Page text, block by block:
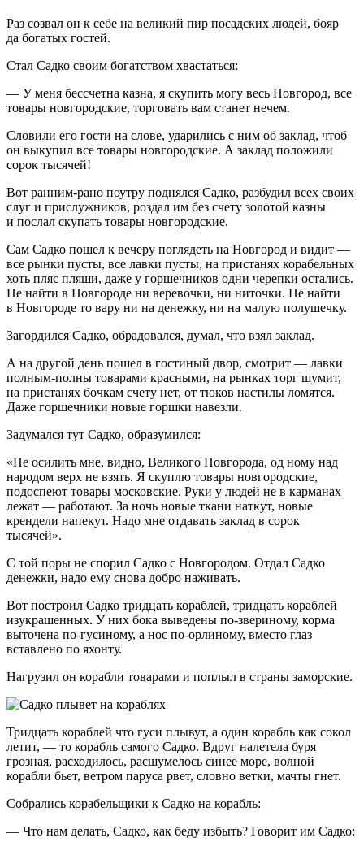
Раз созвал он к себе на великий пир посадских людей, бояр
да богатых гостей.
Стал Садко своим богатством хвастаться:
— У меня бессчетна казна, я скупить могу весь Новгород, все
товары новгородские, торговать вам станет нечем.
Словили его гости на слове, ударились с ним об заклад, чтоб
он выкупил все товары новгородские. А заклад положили
сорок тысячей!
Вот ранним-рано поутру поднялся Садко, разбудил всех своих
слуг и прислужников, роздал им без счету золотой казны
и послал скупать товары новгородские.
Сам Садко пошел к вечеру поглядеть на Новгород и видит —
все рынки пусты, все лавки пусты, на пристанях корабельных
хоть пляс пляши, даже у горшечников одни черепки остались.
Не найти в Новгороде ни веревочки, ни ниточки. Не найти
в Новгороде то вару ни на денежку, ни на малую полушечку.
Загордился Садко, обрадовался, думал, что взял заклад.
А на другой день пошел в гостиный двор, смотрит — лавки
полным-полны товарами красными, на рынках торг шумит,
на пристанях бочкам счету нет, от тюков настилы ломятся.
Даже горшечники новые горшки навезли.
Задумался тут Садко, образумился:
«Не осилить мне, видно, Великого Новгорода, од ному над
народом верх не взять. Я скуплю товары новгородские,
подоспеют товары московские. Руки у людей не в карманах
лежат — работают. За ночь новые ткани наткут, новые
крендели напекут. Надо мне отдавать заклад в сорок
тысячей».
С той поры не спорил Садко с Новгородом. Отдал Садко
денежки, надо ему снова добро наживать.
Вот построил Садко тридцать кораблей, тридцать кораблей
изукрашенных. У них бока выведены по-звериному, корма
выточена по-гусиному, а нос по-орлиному, вместо глаз
вставлено по яхонту.
Нагрузил он корабли товарами и поплыл в страны заморские.
Тридцать кораблей что гуси плывут, а один корабль как сокол
летит, — то корабль самого Садко. Вдруг налетела буря
грозная, расходилось, расшумелось синее море, волной
корабли бьет, ветром паруса рвет, словно ветки, мачты гнет.
Собрались корабельщики к Садко на корабль:
— Что нам делать, Садко, как беду избыть? Говорит им Садко: